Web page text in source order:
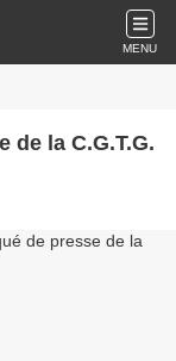
MENU
de la C.G.T.G.